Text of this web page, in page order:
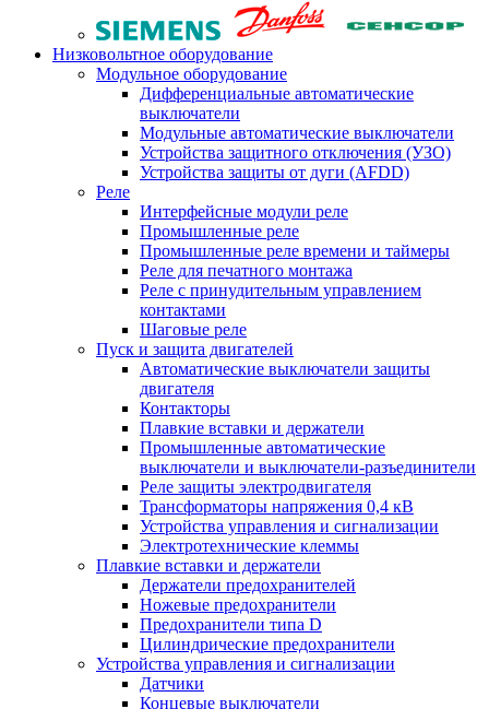
Низковольтное оборудование
Модульное оборудование
Дифференциальные автоматические
выключатели
Модульные автоматические выключатели
Устройства защитного отключения (УЗО)
Устройства защиты от дуги (AFDD)
Реле
Интерфейсные модули реле
Промышленные реле
Промышленные реле времени и таймеры
Реле для печатного монтажа
Реле с принудительным управлением
контактами
Шаговые реле
Пуск и защита двигателей
Автоматические выключатели защиты
двигателя
Контакторы
Плавкие вставки и держатели
Промышленные автоматические
выключатели и выключатели-разъединители
Реле защиты электродвигателя
Трансформаторы напряжения 0,4 кВ
Устройства управления и сигнализации
Электротехнические клеммы
Плавкие вставки и держатели
Держатели предохранителей
Ножевые предохранители
Предохранители типа D
Цилиндрические предохранители
Устройства управления и сигнализации
Датчики
Концевые выключатели